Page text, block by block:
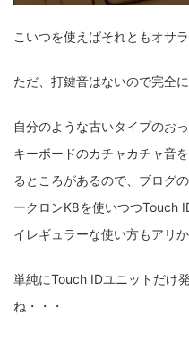
こいつを使えばそれともオサラ
ただ、打鍵音はないので完全
自分のような古いタイプのお
キーボードのカチャカチャ音
るところがあるので、ブログ
ークロンK8を使いつつTouch
イレギュラーな使い方もアリか
単純にTouch IDユニットだけ
ね・・・